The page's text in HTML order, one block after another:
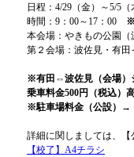
日程：4/29（金）～5/5（
時間：9：00～17：00 ※
本会場：やきもの公園（
第２会場：波佐見・有
※有田⇔波佐見（会場）
乗車料金500円（税込）
※駐車場料金（公設）→
詳細に関しましては、
【校了】A4チラシ